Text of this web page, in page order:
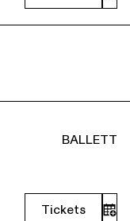
BALLETT
Tickets